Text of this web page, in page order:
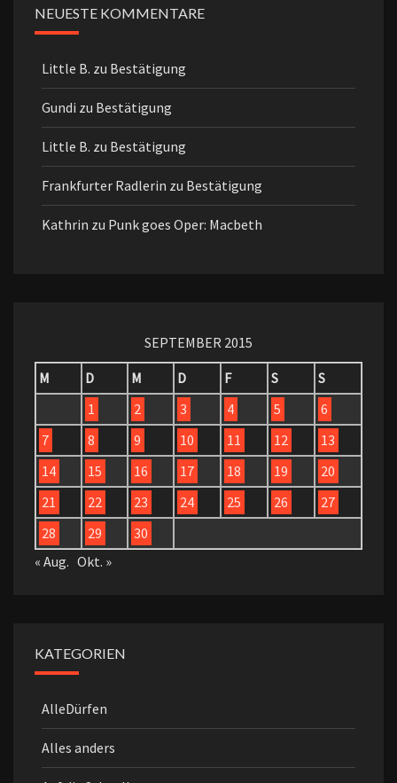
NEUESTE KOMMENTARE
Little B. zu Bestätigung
Gundi zu Bestätigung
Little B. zu Bestätigung
Frankfurter Radlerin zu Bestätigung
Kathrin zu Punk goes Oper: Macbeth
SEPTEMBER 2015
M
D M D F S
S
1
2 3 4 5
6
7
8 9 10 11 12
13
14
15 16 17 18 19
20
21
22 23 24 25 26
27
28
29
30
« Aug. Okt. »
KATEGORIEN
AlleDürfen
Alles anders